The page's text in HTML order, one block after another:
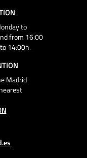
to
from 16:00
14:00h.
Madrid